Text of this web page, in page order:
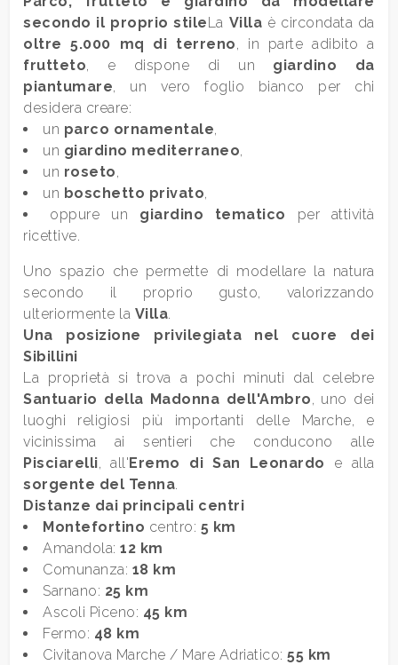
secondo il proprio stileLa Villa è circondata da
oltre 5.000 mq di terreno, in parte adibito a
frutteto, e dispone di un giardino da
piantumare, un vero foglio bianco per chi
desidera creare:
un parco ornamentale,
un giardino mediterraneo,
un roseto,
un boschetto privato,
oppure un giardino tematico per attività
ricettive.
Uno spazio che permette di modellare la natura
secondo il proprio gusto, valorizzando
ulteriormente la Villa.
Una posizione privilegiata nel cuore dei
Sibillini
La proprietà si trova a pochi minuti dal celebre
Santuario della Madonna dell'Ambro, uno dei
luoghi religiosi più importanti delle Marche, e
vicinissima ai sentieri che conducono alle
Pisciarelli, all'Eremo di San Leonardo
e alla
sorgente del Tenna.
Distanze dai principali centri
Montefortino centro: 5 km
Amandola:12 km
Comunanza: 18 km
Sarnano: 25 km
Ascoli Piceno: 45 km
Fermo: 48 km
Civitanova Marche / Mare Adriatico:55 km
3
5
5+
Altre
opzioni
-
multiscelta
Giardino
Posto auto/Box
Balcone/Terrazzo
Ascensore
Arredato
Nuova costruzione